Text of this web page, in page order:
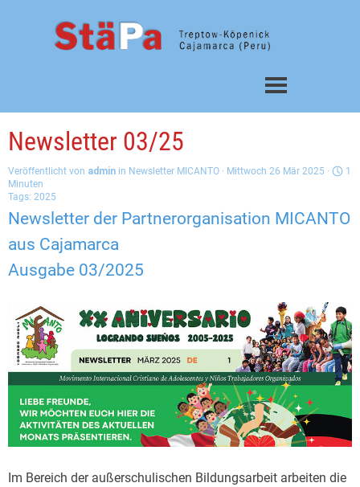
Menü überspringen
Newsletter 03/25
Veröffentlicht von admin in Newsletter MICANTO · Mittwoch 26 Mär 2025 ·
1
Minuten
Tags: 2025
Newsletter der Partnerorganisation MICANTO
aus Cajamarca
Ausgabe 03/2025
Im Bereich der außerschulischen Bildungsarbeit arbeiten die